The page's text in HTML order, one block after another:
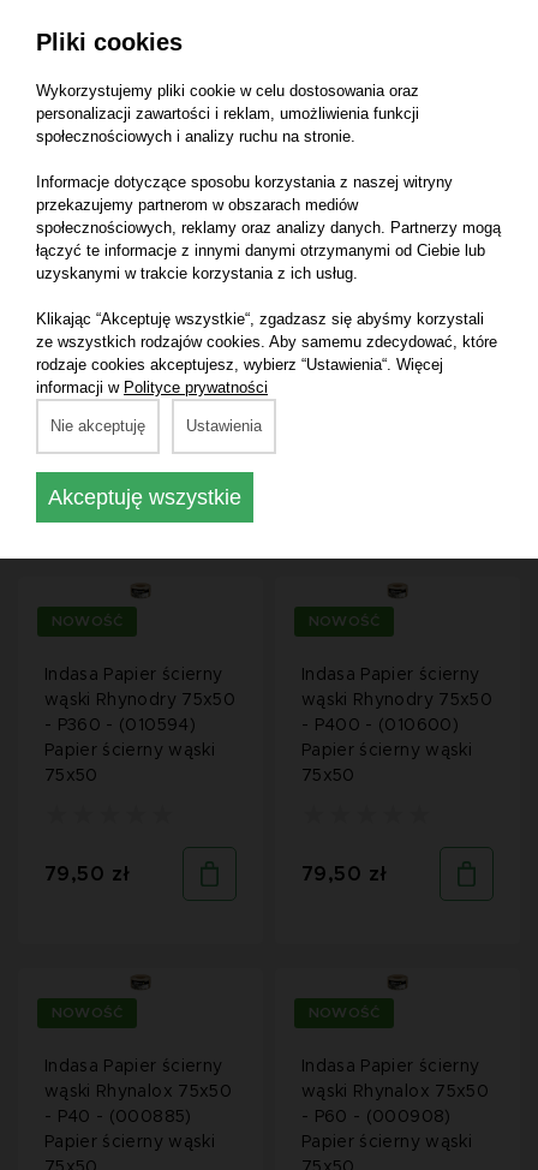
79,50 zł 79,50 zł
NOWOŚĆ
Indasa Papier ścierny
- P280 - (010570)
Papier ścierny wąski
75x50
NOWOŚĆ
Indasa Papier ścierny
- P320 - (010587)
Papier ścierny wąski
NOWOŚĆ
Indasa Papier ścierny
wąski Rhynodry 75x50
- P360 - (010594)
Papier ścierny wąski
75x50
79,50 zł
NOWOŚĆ
Indasa Papier ścierny
wąski Rhynodry 75x50
- P400 - (010600)
Papier ścierny wąski
75x50
79,50 zł
NOWOŚĆ
Indasa Papier ścierny
wąski Rhynalox 75x50
- P40 - (000885)
Papier ścierny wąski
NOWOŚĆ
Indasa Papier ścierny
wąski Rhynalox 75x50
- P60 - (000908)
Papier ścierny wąski
Pliki cookies
Wykorzystujemy pliki cookie w celu dostosowania oraz
personalizacji zawartości i reklam, umożliwienia funkcji
społecznościowych i analizy ruchu na stronie.
Informacje dotyczące sposobu korzystania z naszej witryny
przekazujemy partnerom w obszarach mediów
społecznościowych, reklamy oraz analizy danych. Partnerzy mogą
łączyć te informacje z innymi danymi otrzymanymi od Ciebie lub
uzyskanymi w trakcie korzystania z ich usług.
Klikając “Akceptuję wszystkie“, zgadzasz się abyśmy korzystali
ze wszystkich rodzajów cookies. Aby samemu zdecydować, które
rodzaje cookies akceptujesz, wybierz “Ustawienia“. Więcej
informacji w Polityce prywatności
Nie akceptuję Ustawienia
Akceptuję wszystkie